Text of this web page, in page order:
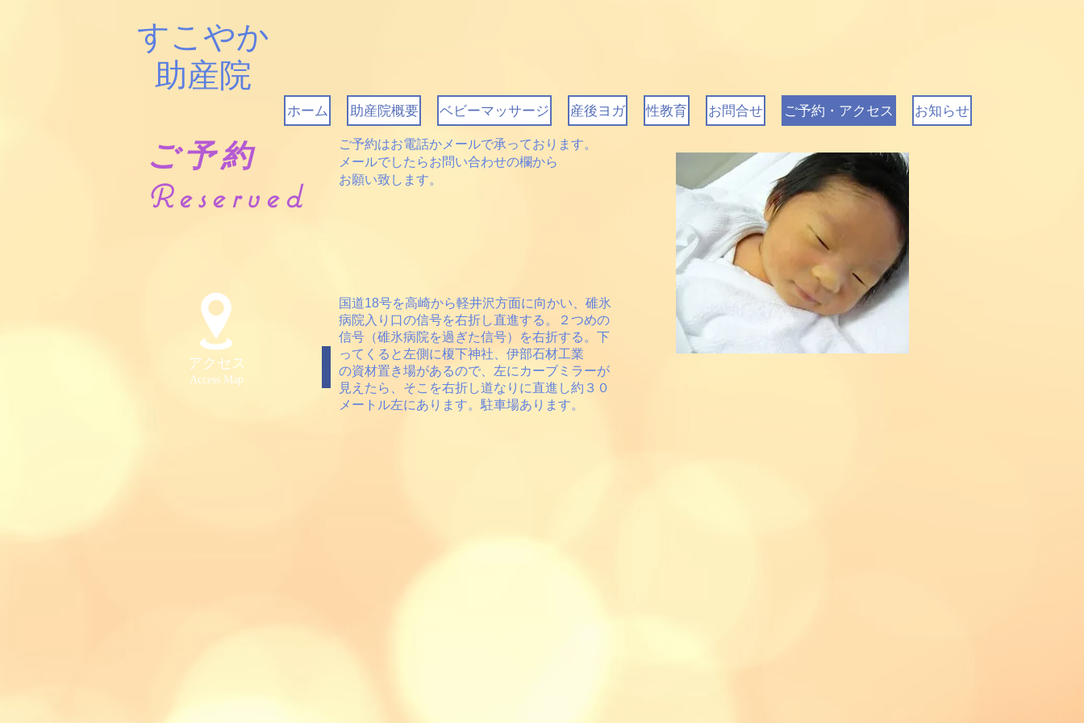
すこやか
助産院
ホーム 助産院概要 ベビーマッサージ 産後ヨガ 性教育 お問合せ ご予約・アクセス お知らせ
ご予約
Reserved
アクセス
Access Map
ご予約はお電話かメールで承っております。
メールでしたらお問い合わせの欄から
お願い致します。
国道18号を高崎から軽井沢方面に向かい、碓氷
病院入り口の信号を右折し直進する。２つめの
信号（碓氷病院を過ぎた信号）を右折する。下
ってくると左側に榎下神社、伊部石材工業
の資材置き場があるので、左にカーブミラーが
見えたら、そこを右折し道なりに直進し約３０
メートル左にあります。駐車場あります。